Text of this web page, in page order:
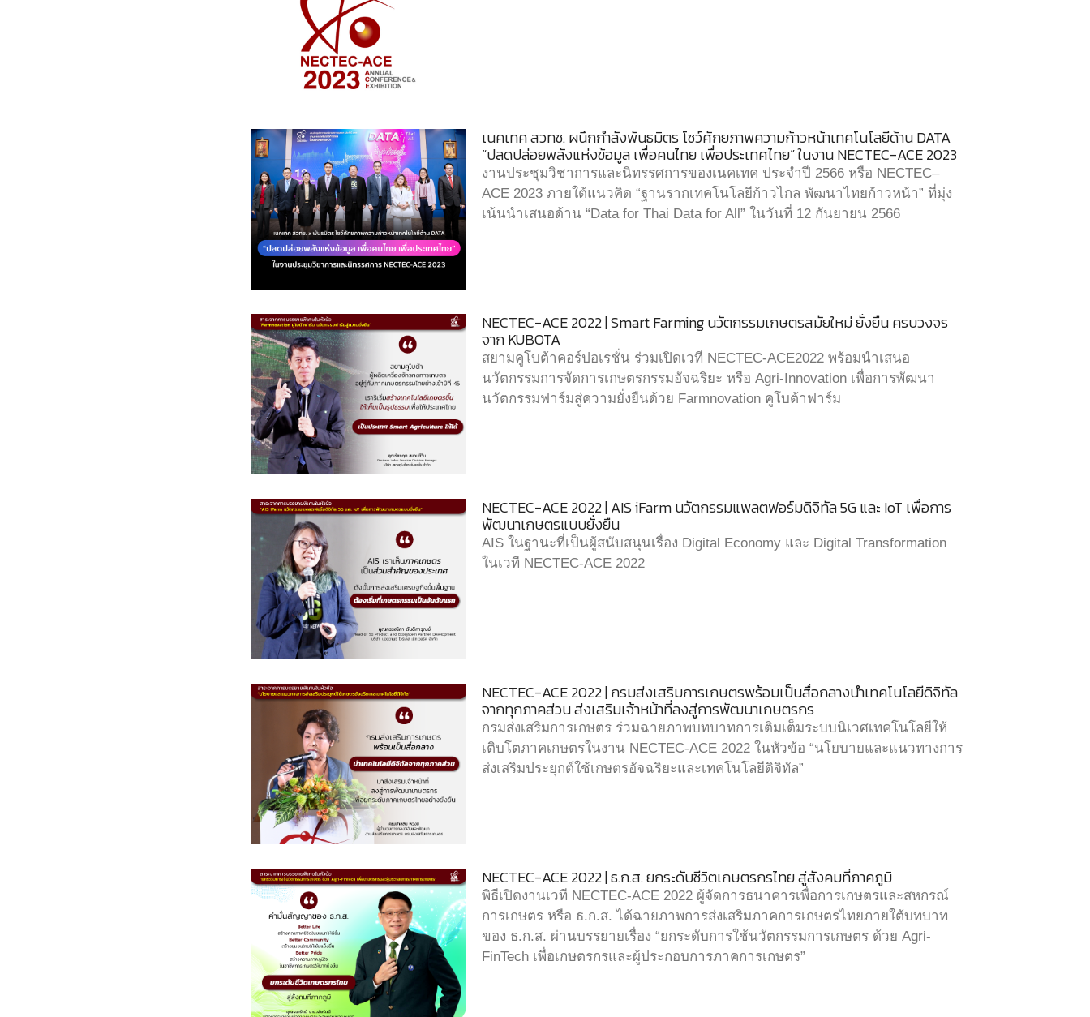
เนคเทค สวทช. ผนึกกำลังพันธมิตร โชว์ศักยภาพความก้าวหน้าเทคโนโลยีด้าน DATA
“ปลดปล่อยพลังแห่งข้อมูล เพื่อคนไทย เพื่อประเทศไทย” ในงาน NECTEC-ACE 2023
งานประชุมวิชาการและนิทรรศการของเนคเทค ประจำปี 2566 หรือ NECTEC–
ACE 2023 ภายใต้แนวคิด “ฐานรากเทคโนโลยีก้าวไกล พัฒนาไทยก้าวหน้า” ที่มุ่ง
เน้นนำเสนอด้าน “Data for Thai Data for All” ในวันที่ 12 กันยายน 2566
NECTEC-ACE 2022 | Smart Farming นวัตกรรมเกษตรสมัยใหม่ ยั่งยืน ครบวงจร
จาก KUBOTA
สยามคูโบต้าคอร์ปอเรชั่น ร่วมเปิดเวที NECTEC-ACE2022 พร้อมนำเสนอ
นวัตกรรมการจัดการเกษตรกรรมอัจฉริยะ หรือ Agri-Innovation เพื่อการพัฒนา
นวัตกรรมฟาร์มสู่ความยั่งยืนด้วย Farmnovation คูโบต้าฟาร์ม
NECTEC-ACE 2022 | AIS iFarm นวัตกรรมแพลตฟอร์มดิจิทัล 5G และ IoT เพื่อการ
พัฒนาเกษตรแบบยั่งยืน
AIS ในฐานะที่เป็นผู้สนับสนุนเรื่อง Digital Economy และ Digital Transformation
ในเวที NECTEC-ACE 2022
NECTEC-ACE 2022 | กรมส่งเสริมการเกษตรพร้อมเป็นสื่อกลางนำเทคโนโลยีดิจิทัล
จากทุกภาคส่วน ส่งเสริมเจ้าหน้าที่ลงสู่การพัฒนาเกษตรกร
กรมส่งเสริมการเกษตร ร่วมฉายภาพบทบาทการเติมเต็มระบบนิเวศเทคโนโลยีให้
เติบโตภาคเกษตรในงาน NECTEC-ACE 2022 ในหัวข้อ “นโยบายและแนวทางการ
ส่งเสริมประยุกต์ใช้เกษตรอัจฉริยะและเทคโนโลยีดิจิทัล”
NECTEC-ACE 2022 | ธ.ก.ส. ยกระดับชีวิตเกษตรกรไทย สู่สังคมที่ภาคภูมิ
พิธีเปิดงานเวที NECTEC-ACE 2022 ผู้จัดการธนาคารเพื่อการเกษตรและสหกรณ์
การเกษตร หรือ ธ.ก.ส. ได้ฉายภาพการส่งเสริมภาคการเกษตรไทยภายใต้บทบาท
ของ ธ.ก.ส. ผ่านบรรยายเรื่อง “ยกระดับการใช้นวัตกรรมการเกษตร ด้วย Agri-
FinTech เพื่อเกษตรกรและผู้ประกอบการภาคการเกษตร”